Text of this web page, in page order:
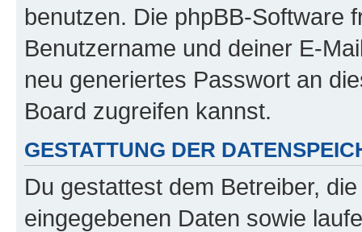
benutzen. Die phpBB-Software
Benutzername und deiner E-
neu generiertes Passwort an
Board zugreifen kannst.
GESTATTUNG DER
Du gestattest dem Betreiber,
eingegebenen Daten sowie